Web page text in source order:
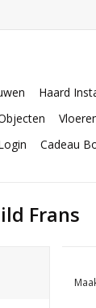
Haard
Cadeau
Frans